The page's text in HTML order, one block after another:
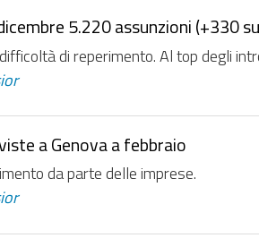
5.220 assunzioni (+330
di reperimento. Al top degli
a Genova a febbraio
da parte delle imprese.